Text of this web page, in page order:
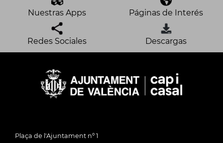
Nuestras Apps Páginas de Interés
Redes Sociales Descargas
Plaça de l'Ajuntament nº 1